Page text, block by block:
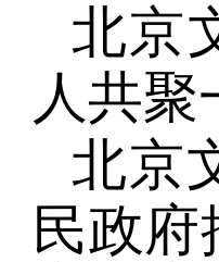
北京
人共
北京
民政